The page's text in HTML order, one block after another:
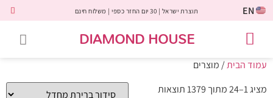
EN תוצרת ישראל | 30 יום החזר כספי | משלוח חינם
DIAMOND HOUSE
עמוד הבית/ מוצרים
מציג 1–24 מתוך 1379 תוצאות